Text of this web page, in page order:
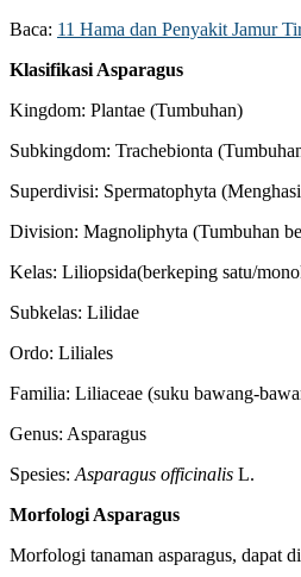
Baca: 11 Hama dan Penyakit Jamur
Klasifikasi Asparagus
Kingdom: Plantae (Tumbuhan)
Subkingdom: Trachebionta
Superdivisi: Spermatophyta
Division: Magnoliphyta (Tumbuhan
Kelas: Liliopsida(berkeping satu/
Subkelas: Lilidae
Ordo: Liliales
Familia: Liliaceae (suku bawang-
Genus: Asparagus
Spesies: Asparagus officinalis L.
Morfologi Asparagus
Morfologi tanaman asparagus, dapat